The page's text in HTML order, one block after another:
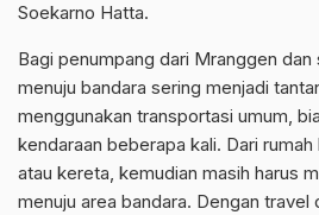
Soekarno Hatta.
Bagi penumpang dari Mranggen
menuju bandara sering menjadi
menggunakan transportasi umum,
kendaraan beberapa kali. Dari
atau kereta, kemudian masih harus
menuju area bandara. Dengan